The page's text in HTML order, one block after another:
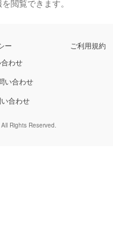
閲覧できます。
ー
ご利用規約
わせ
い合わせ
合わせ
Rights Reserved.